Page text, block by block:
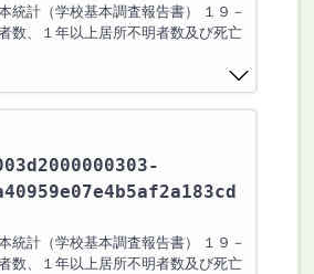
統計（学校基本調査報告書） １９－
数、１年以上居所不明者数及び死亡
統計（学校基本調査報告書） １９－
数、１年以上居所不明者数及び死亡